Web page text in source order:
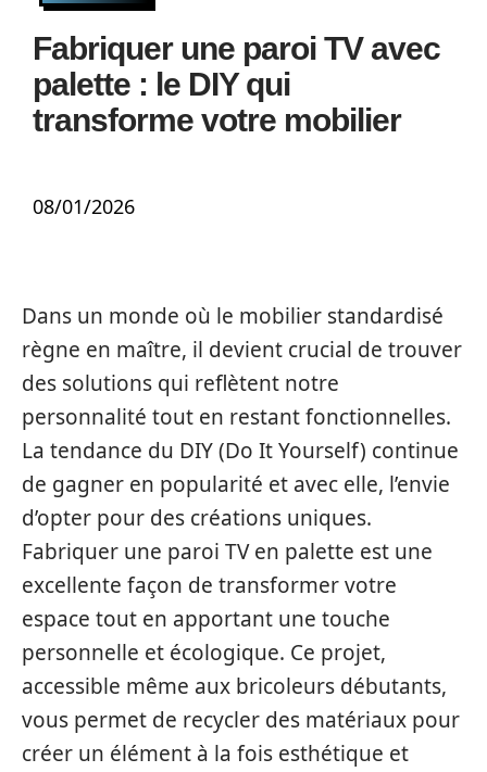
Fabriquer une paroi TV avec
palette : le DIY qui
transforme votre mobilier
08/01/2026
Dans un monde où le mobilier standardisé
règne en maître, il devient crucial de trouver
des solutions qui reflètent notre
personnalité tout en restant fonctionnelles.
La tendance du DIY (Do It Yourself) continue
de gagner en popularité et avec elle, l’envie
d’opter pour des créations uniques.
Fabriquer une paroi TV en palette est une
excellente façon de transformer votre
espace tout en apportant une touche
personnelle et écologique. Ce projet,
accessible même aux bricoleurs débutants,
vous permet de recycler des matériaux pour
créer un élément à la fois esthétique et